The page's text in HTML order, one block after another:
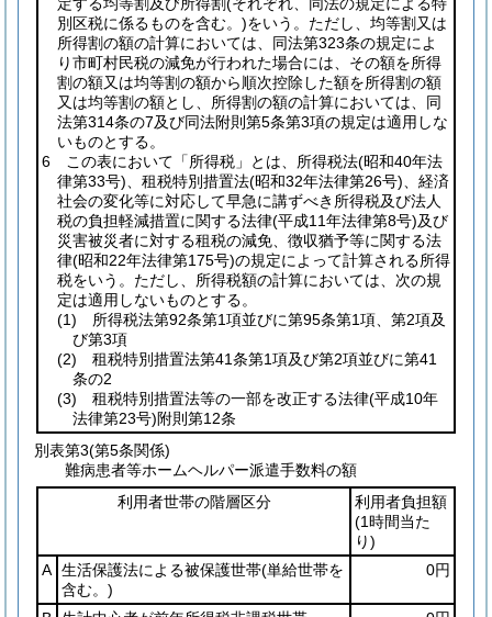
別区税に係るものを含む。)をいう。ただし、均等割又は
所得割の額の計算においては、同法第323条の規定によ
り市町村民税の減免が行われた場合には、その額を所得
割の額又は均等割の額から順次控除した額を所得割の額
又は均等割の額とし、所得割の額の計算においては、同
法第314条の7及び同法附則第5条第3項の規定は適用しな
いものとする。
6 この表において「所得税」とは、所得税法(昭和40年法
律第33号) 、租税特別措置法(昭和32年法律第26号) 、経済
社会の変化等に対応して早急に講ずべき所得税及び法人
税の負担軽減措置に関する法律(平成11年法律第8号)及び
災害被災者に対する租税の減免、徴収猶予等に関する法
律(昭和22年法律第175号)の規定によって計算される所得
税をいう。ただし、所得税額の計算においては、次の規
定は適用しないものとする。
(1) 所得税法第92条第1項並びに第95条第1項、第2項及
び第3項
(2) 租税特別措置法第41条第1項及び第2項並びに第41
条の2
(3) 租税特別措置法等の一部を改正する法律(平成10年
法律第23号)附則第12条
別表第3(第5条関係)
難病患者等ホームヘルパー派遣手数料の額
利用者世帯の階層区分
利用者負担額
(1時間当た
り)
A 生活保護法による被保護世帯(単給世帯を
含む。)
0円